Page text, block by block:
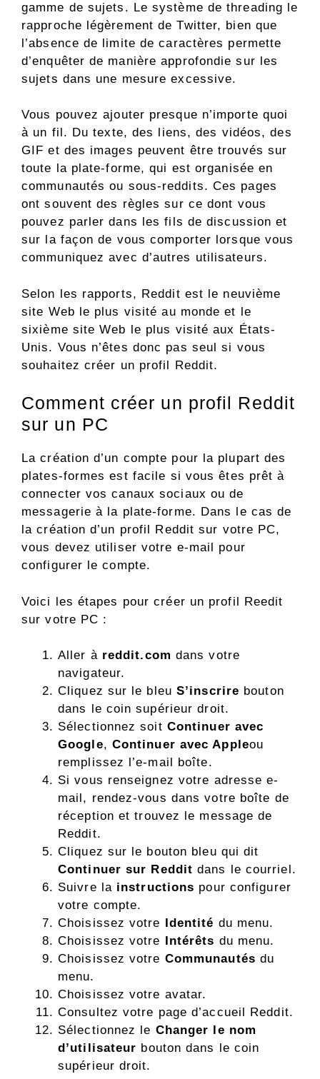
gamme de sujets. Le système de threading le
rapproche légèrement de Twitter, bien que
l’absence de limite de caractères permette
d’enquêter de manière approfondie sur les
sujets dans une mesure excessive.
Vous pouvez ajouter presque n’importe quoi
à un fil. Du texte, des liens, des vidéos, des
GIF et des images peuvent être trouvés sur
toute la plate-forme, qui est organisée en
communautés ou sous-reddits. Ces pages
ont souvent des règles sur ce dont vous
pouvez parler dans les fils de discussion et
sur la façon de vous comporter lorsque vous
communiquez avec d’autres utilisateurs.
Selon les rapports, Reddit est le neuvième
site Web le plus visité au monde et le
sixième site Web le plus visité aux États-
Unis. Vous n’êtes donc pas seul si vous
souhaitez créer un profil Reddit.
Comment créer un profil Reddit
sur un PC
La création d’un compte pour la plupart des
plates-formes est facile si vous êtes prêt à
connecter vos canaux sociaux ou de
messagerie à la plate-forme. Dans le cas de
la création d’un profil Reddit sur votre PC,
vous devez utiliser votre e-mail pour
configurer le compte.
Voici les étapes pour créer un profil Reedit
sur votre PC :
Aller à reddit.com dans votre
navigateur.
Cliquez sur le bleu S’inscrire bouton
dans le coin supérieur droit.
Sélectionnez soit Continuer avec
Google, Continuer avec Appleou
remplissez l’e-mail
boîte.
Si vous renseignez votre adresse e-
mail, rendez-vous dans votre boîte de
réception et trouvez le message de
Reddit.
Cliquez sur le bouton bleu qui dit
Continuer sur Reddit dans le courriel.
Suivre la instructions pour configurer
votre compte.
Choisissez votre
Identité du menu.
Choisissez votre
Intérêts du menu.
Choisissez votre Communautés du
menu.
Choisissez votre avatar.
Consultez votre page d’accueil Reddit.
Sélectionnez le Changer le nom
d’utilisateur bouton dans le coin
supérieur droit.